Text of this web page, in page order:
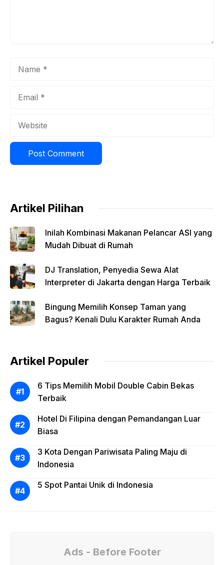
Artikel Pilihan
Inilah Kombinasi Makanan Pelancar ASI yang
Mudah Dibuat di Rumah
DJ Translation, Penyedia Sewa Alat
Interpreter di Jakarta dengan Harga Terbaik
Bingung Memilih Konsep Taman yang
Bagus? Kenali Dulu Karakter Rumah Anda
Artikel Populer
6 Tips Memilih Mobil Double Cabin Bekas
Terbaik
Hotel Di Filipina dengan Pemandangan Luar
Biasa
3 Kota Dengan Pariwisata Paling Maju di
Indonesia
5 Spot Pantai Unik di Indonesia
Ads - Before Footer